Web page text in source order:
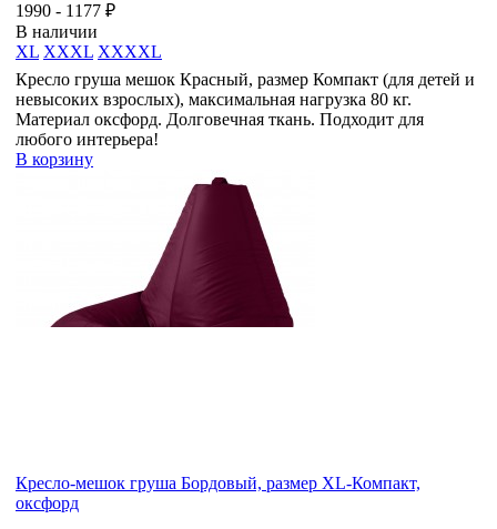
1990 - 1177 ₽
В наличии
XL XXXL XXXXL
Кресло груша мешок Красный, размер Компакт (для детей и
невысоких взрослых), максимальная нагрузка 80 кг.
Материал оксфорд. Долговечная ткань. Подходит для
любого интерьера!
В корзину
Кресло-мешок груша Бордовый, размер XL-Компакт,
оксфорд